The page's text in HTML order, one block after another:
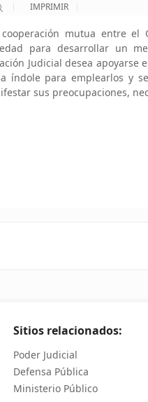
IMPRIMIR
mutua entre el
para desarrollar un
Judicial desea
índole para emplearlos y
sus preocupaciones,
Sitios relacionados:
Poder Judicial
Defensa Pública
Ministerio Público